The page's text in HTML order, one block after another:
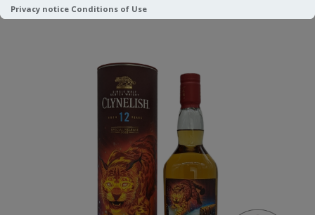
Privacy notice Conditions of Use